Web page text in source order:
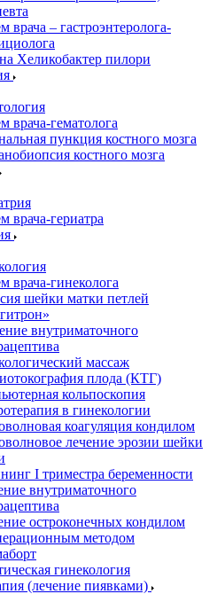
врача – гастроэнтеролога-
Хеликобактер пилори
врача-гематолога
пункция костного мозга
костного мозга
врача-гериатра
врача-гинеколога
шейки матки петлей
внутриматочного
массаж
плода (КТГ)
кольпоскопия
в гинекологии
коагуляция кондилом
лечение эрозии шейки
I триместра беременности
внутриматочного
остроконечных кондилом
методом
гинекология
(лечение пиявками)